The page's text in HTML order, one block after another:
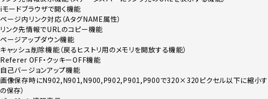
iモードブラウザで開く機能
ページ内リンク対応（AタグNAME属性）
リンク先情報でURLのコピー機能
ページアップダウン機能
キャッシュ削除機能（戻るヒストリ用のメモリを開放する機能）
Referer OFF・クッキーOFF機能
自己バージョンアップ機能
画像保存時にN902,N901,N900,P902,P901,P900で320×320ピクセル以下に縮小す
の保存）